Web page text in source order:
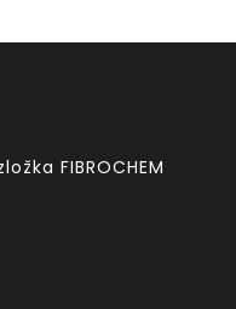
FIBROCHEM